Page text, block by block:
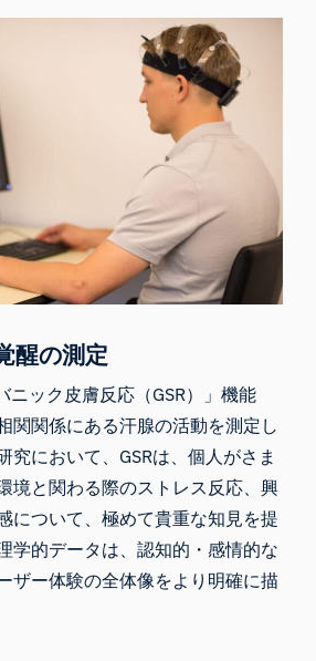
醒の測定
ニック皮膚反応（GSR）
」機能
関関係にある汗腺の活動を測定し
究において、GSRは、個人がさま
境と関わる際のストレス反応、興
について、極めて貴重な知見を提
学的データは、認知的・感情的な
ザー体験の全体像をより明確に描